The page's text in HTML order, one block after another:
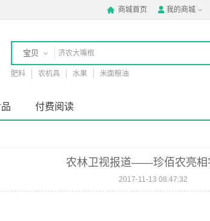
 商城首页  我的商城
宝贝
店铺
肥料 农机具 水果 米面粮油
付费阅读
农林卫视报道——珍佰农亮相
2017-11-13 08:47:32